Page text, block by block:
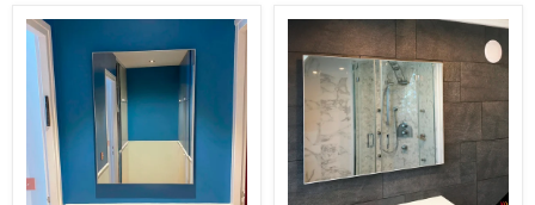
x
BLANC-
005
(best
seller)
BLANC-
006
(best
seller)